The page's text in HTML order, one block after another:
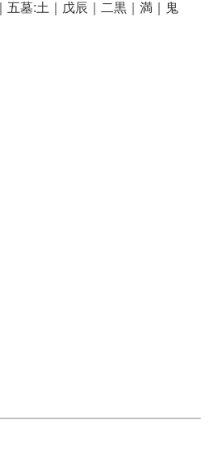
｜五墓:土｜戊辰｜二黒｜満｜鬼